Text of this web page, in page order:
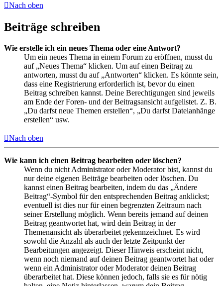
Nach oben
Beiträge schreiben
Wie erstelle ich ein neues Thema oder eine Antwort?
Um ein neues Thema in einem Forum zu eröffnen, musst du
auf „Neues Thema“ klicken. Um auf einen Beitrag zu
antworten, musst du auf „Antworten“ klicken. Es könnte sein,
dass eine Registrierung erforderlich ist, bevor du einen
Beitrag schreiben kannst. Deine Berechtigungen sind jeweils
am Ende der Foren- und der Beitragsansicht aufgelistet. Z. B.
„Du darfst neue Themen erstellen“, „Du darfst Dateianhänge
erstellen“ usw.
Nach oben
Wie kann ich einen Beitrag bearbeiten oder löschen?
Wenn du nicht Administrator oder Moderator bist, kannst du
nur deine eigenen Beiträge bearbeiten oder löschen. Du
kannst einen Beitrag bearbeiten, indem du das „Ändere
Beitrag“-Symbol für den entsprechenden Beitrag anklickst;
eventuell ist dies nur für einen begrenzten Zeitraum nach
seiner Erstellung möglich. Wenn bereits jemand auf deinen
Beitrag geantwortet hat, wird dein Beitrag in der
Themenansicht als überarbeitet gekennzeichnet. Es wird
sowohl die Anzahl als auch der letzte Zeitpunkt der
Bearbeitungen angezeigt. Dieser Hinweis erscheint nicht,
wenn noch niemand auf deinen Beitrag geantwortet hat oder
wenn ein Administrator oder Moderator deinen Beitrag
überarbeitet hat. Diese können jedoch, falls sie es für nötig